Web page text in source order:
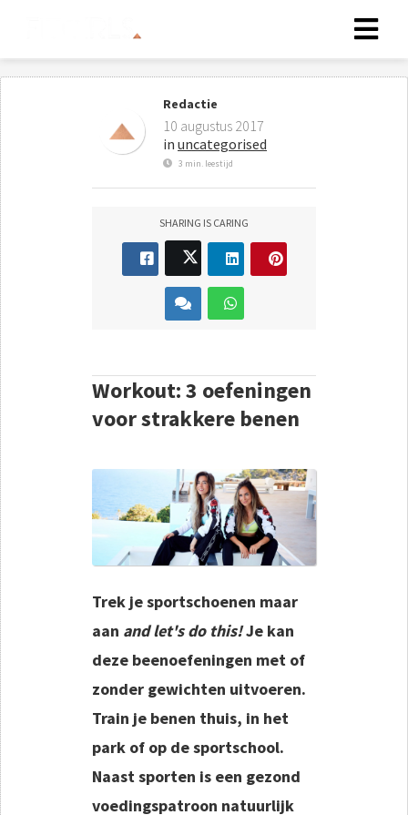
Redactie
10 augustus 2017
in uncategorised
3 min. leestijd
SHARING IS CARING
Workout: 3 oefeningen
voor strakkere benen
Trek je sportschoenen maar
aan and let's do this!Je kan
deze beenoefeningen met of
zonder gewichten uitvoeren.
Train je benen thuis, in het
park of op de sportschool.
Naast sporten is een gezond
voedingspatroon natuurlijk